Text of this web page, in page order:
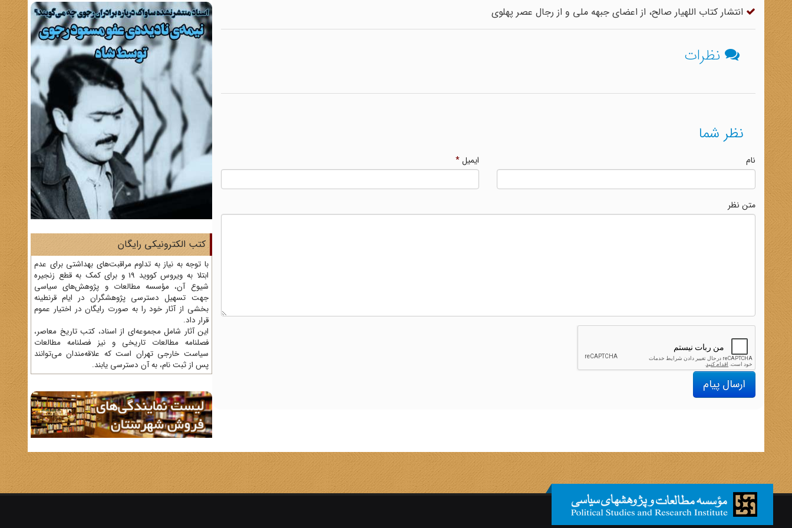
انتشار کتاب اللهیار صالح، از اعضای جبهه ملی و از رجال عصر پهلوی
نظرات
نظر شما
نام ایمیل*
متن نظر
ارسال پیام
کتب الکترونیکی رایگان
با توجه به نیاز به تداوم مراقبت‌های بهداشتی برای عدم
ابتلا به ویروس کووید 19 و برای کمک به قطع زنجیره
شیوع آن، مؤسسه مطالعات و پژوهش‌های سیاسی
جهت تسهیل دسترسی پژوهشگران در ایام قرنطینه
بخشی از آثار خود را به صورت رایگان در اختیار عموم
قرار داد.
این آثار شامل مجموعه‌ای از اسناد، کتب تاریخ معاصر،
فصلنامه‌ مطالعات تاریخی و نیز فصلنامه مطالعات
سیاست خارجی تهران است که علاقه‌مندان می‌توانند
پس از ثبت نام، به آن دسترسی یابند.